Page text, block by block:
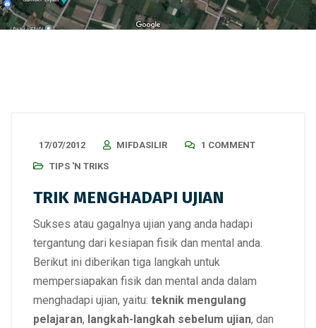
17/07/2012 MIFDASILIR
1 COMMENT
TIPS 'N TRIKS
TRIK MENGHADAPI UJIAN
Sukses atau gagalnya ujian yang anda hadapi
tergantung dari kesiapan fisik dan mental anda.
Berikut ini diberikan tiga langkah untuk
mempersiapakan fisik dan mental anda dalam
menghadapi ujian, yaitu: teknik mengulang
pelajaran, langkah-langkah sebelum ujian, dan